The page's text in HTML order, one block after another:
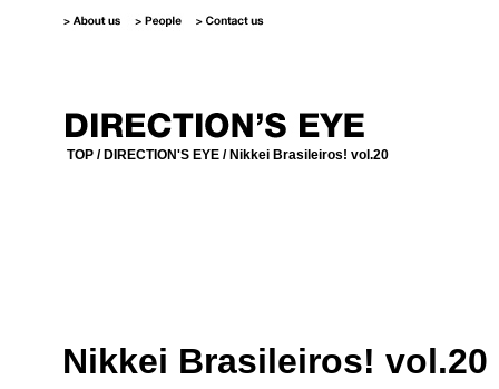
TOP / DIRECTION'S EYE / Nikkei Brasileiros! vol.20
Nikkei Brasileiros! vol.20